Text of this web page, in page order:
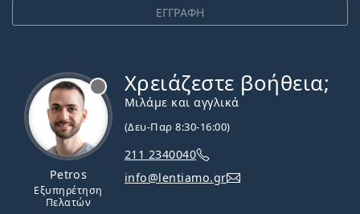
ΕΓΓΡΑΦΗ
Petros
Εξυπηρέτηση
Πελατών
Χρειάζεστε βοήθεια;
Μιλάμε και αγγλικά
(Δευ-Παρ 8:30-16:00)
211 2340040
info@lentiamo.gr